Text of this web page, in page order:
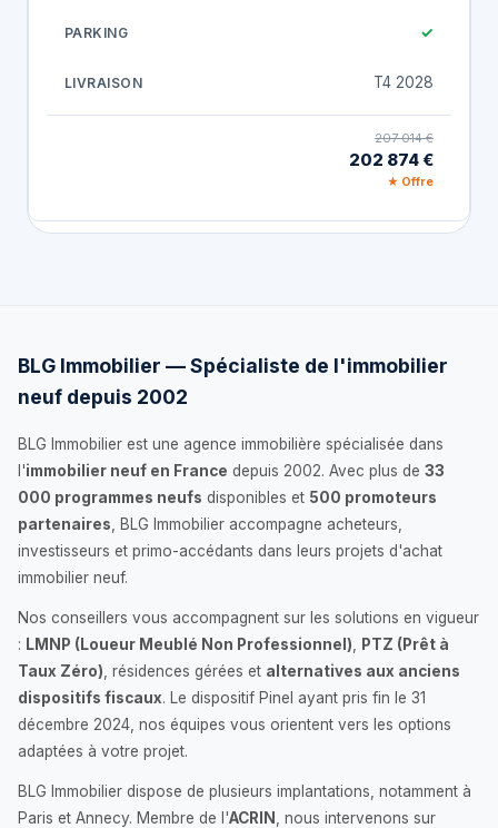
✓
T4 2028
207 014 €
202 874 €
★ Offre
BLG Immobilier — Spécialiste de l'immobilier
neuf depuis 2002
BLG Immobilier est une agence immobilière spécialisée dans
l'immobilier neuf en France depuis 2002. Avec plus de 33
000 programmes neufs disponibles et 500 promoteurs
partenaires , BLG Immobilier accompagne acheteurs,
investisseurs et primo-accédants dans leurs projets d'achat
immobilier neuf.
Nos conseillers vous accompagnent sur les solutions en vigueur
: LMNP (Loueur Meublé Non Professionnel)
PTZ (Prêt à
Taux Zéro) , résidences gérées et alternatives aux anciens
dispositifs fiscaux. Le dispositif Pinel ayant pris fin le 31
décembre 2024, nos équipes vous orientent vers les options
adaptées à votre projet.
BLG Immobilier dispose de plusieurs implantations, notamment à
Paris et Annecy. Membre de l'ACRIN
, nous intervenons sur